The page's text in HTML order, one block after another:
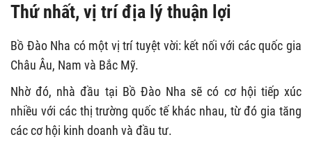
Thứ nhất, vị trí địa lý thuận lợi
Bồ Đào Nha có một vị trí tuyệt vời: kết nối với các quốc gia
Châu Âu, Nam và Bắc Mỹ.
Nhờ đó, nhà đầu tại Bồ Đào Nha sẽ có cơ hội tiếp xúc
nhiều với các thị trường quốc tế khác nhau, từ đó gia tăng
các cơ hội kinh doanh và đầu tư.